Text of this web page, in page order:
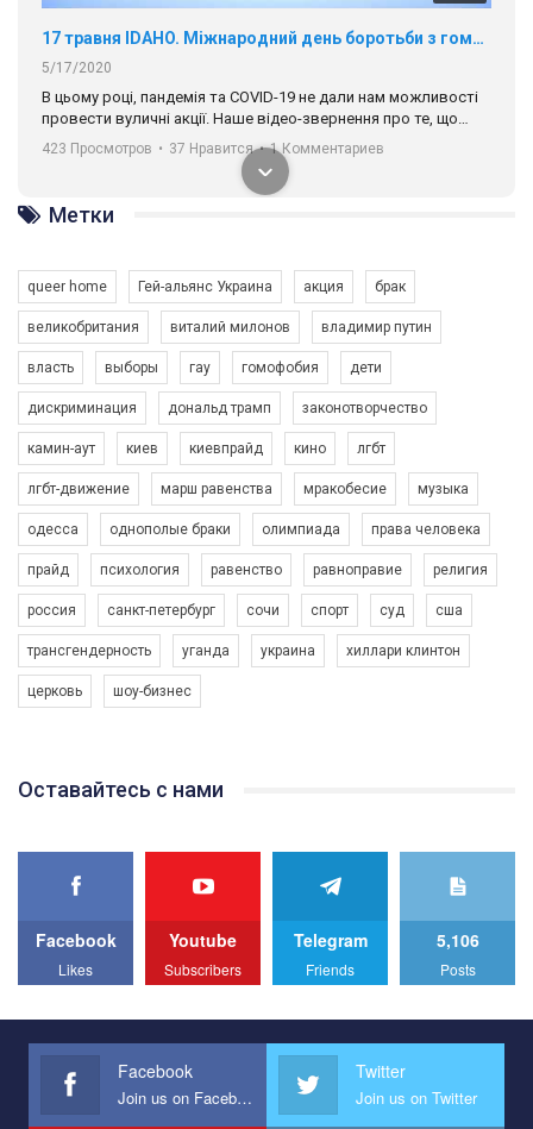
17 травня IDAHO. Міжнародний день боротьби з гомофобією трансфобією і біфобія.
5/17/2020
В цьому році, пандемія та COVІD-19 не дали нам можливості
провести вуличні акції. Наше відео-звернення про те, що
навіть коли ми у різних містах та не можемо зустрінеться, ми
разом. Ми закликаємо всіх хто поділяє цінності рівності та
солідарності, приєднатися до нас. Регіональні підрозділи
ГАУ є в 16 областях України.
Разом наш голос лунає гучніше!
423 Просмотров • 37 Нравится • 1 Комментариев
Зупинимо насильство проти ЛГБТ в Україні! Stop violence against LGBT in Ukraine!
6/30/2017
Емоційний та вражаючий промо-ролік на конкурс PACT, який
представляє програму "Гей-альянс Україна" з протидії
насильству проти ЛГБТ в Україні.
Ми просимо вашої підтримки, щоб реалізувати нашу
програму з боротьби з насильством проти ЛГБТ в Україні.
Якщо ти хочеш підтримати нас - просто натисни "лайк" під
best video, representing programme for the development of
We appeal to your support and ask to help us implement our plan
All you have to do is to press "Like" below the video.
Эмоционально сильный ролик от команды "Гей-альянс
представляющий программу развития организации.
Мы просим вас поддержать нас и помочь нам реализовать
наш план по борьбе с насилием и дискриминацией на почве
1.9K Просмотров • 226 Нравится • 5 Комментариев
Метки
queer home Гей-альянс Украина акция брак
великобритания виталий милонов владимир путин
власть выборы гау гомофобия дети
дискриминация дональд трамп законотворчество
камин-аут киев киевпрайд кино лгбт
лгбт-движение марш равенства мракобесие музыка
одесса однополые браки олимпиада права человека
прайд психология равенство равноправие религия
россия санкт-петербург сочи спорт суд сша
трансгендерность уганда украина хиллари клинтон
церковь шоу-бизнес
Оставайтесь с нами
Facebook
Likes
Youtube
Subscribers
Telegram
Friends
5,106
Posts
Facebook
Join us on Facebook
Twitter
Join us on Twitter